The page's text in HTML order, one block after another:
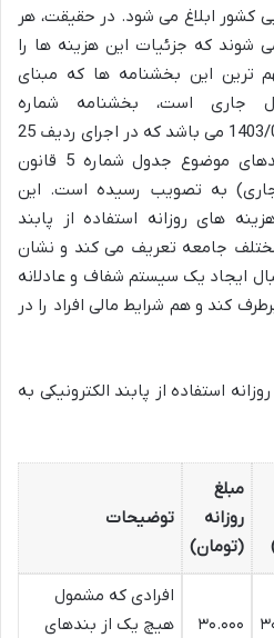
کشور ابلاغ می شود. در حقیقت، هر
شوند که جزئیات این هزینه ها را
این بخشنامه ها که مبنای
جاری است، بخشنامه شماره
9000/33276/100 تاریخ 1403/06/24 می باشد که در اجرای ردیف 25
جدول شماره 16 تعرفه درآمدهای موضوع جدول شماره 5 قانون
(یا سال جاری) به تصویب رسیده است. این
های روزانه استفاده از پابند
مختلف جامعه تعریف می کند و نشان
ایجاد یک سیستم شفاف و عادلانه
کند و هم شرایط مالی افراد را در
استفاده از پابند الکترونیکی به
مبلغ
روزانه
(تومان)
توضیحات
۳۰.۰۰۰
افرادی که مشمول
هیچ یک از بندهای